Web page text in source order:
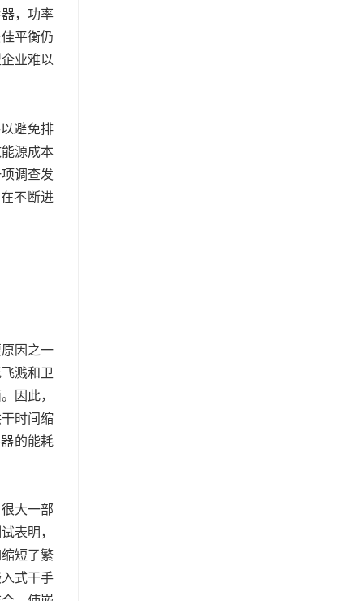
，功率
平衡仍
业难以
避免排
源成本
调查发
不断进
因之一
溅和卫
因此，
时间缩
的能耗
大一部
表明，
短了繁
式干手